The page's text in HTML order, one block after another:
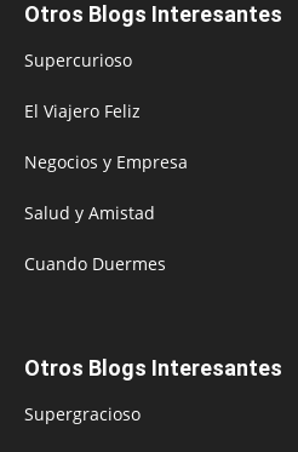
Otros Blogs Interesantes
Supercurioso
El Viajero Feliz
Negocios y Empresa
Salud y Amistad
Cuando Duermes
Otros Blogs Interesantes
Supergracioso